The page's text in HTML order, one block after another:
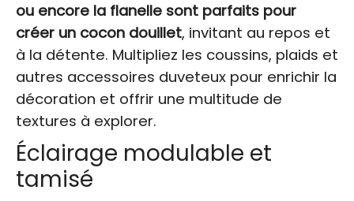
ou encore la flanelle sont parfaits pour
créer un cocon douillet, invitant au repos et
à la détente. Multipliez les coussins, plaids et
autres accessoires duveteux pour enrichir la
décoration et offrir une multitude de
textures à explorer.
Éclairage modulable et
tamisé